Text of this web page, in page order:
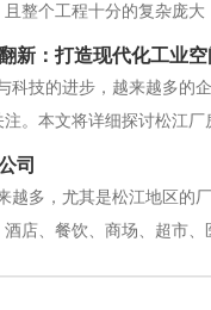
整个工程十分的复杂庞
下可信度都不高。那么，
新：打造现代化工业
科技的进步，越来越多的
。本文将详细探讨松江
、厂房改造翻新的必要
司
越多，尤其是松江地区的
店、餐饮、商场、超市